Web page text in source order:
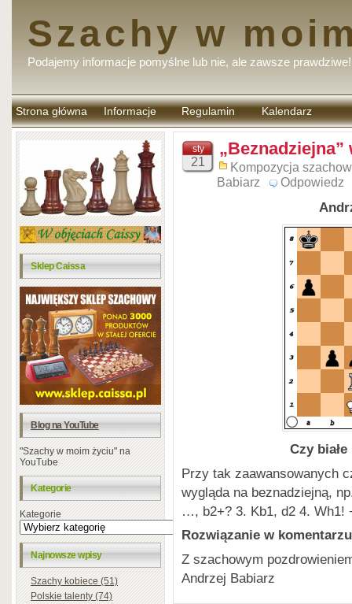
Szachy w
Podajemy informacje pomyślne lub nie, ale zawsze prawdziwe!
Strona główna Informacje Regulamin
komentarzy
Kalendarz
Sklep Caissa
Blog na YouTube
"Szachy w moim życiu" na
YouTube
Kategorie
Kategorie
Najnowsze wpisy
Szachy kobiece (51)
Polskie talenty (74)
sty
21
„Beznadziejna”
Kompozycja
Babiarz
Odpowiedz
Czy
Przy tak zaawansowanych
wygląda na beznadziejną,
…, b2+? 3. Kb1, d2 4. Wh1!
Rozwiązanie w
Z szachowym
Andrzej Babiarz